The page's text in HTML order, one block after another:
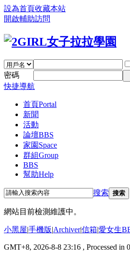
設為首頁收藏本站
開啟輔助訪問
密碼
快捷導航
首頁Portal
新聞
活動
論壇BBS
家園 Space
群組Group
BBS
幫助Help
搜索 搜索
網站目前檢測維護中。
小黑屋|手機版|Archiver|信箱|愛女生
GMT+8, 2026-8-8 23:16 , Processed in